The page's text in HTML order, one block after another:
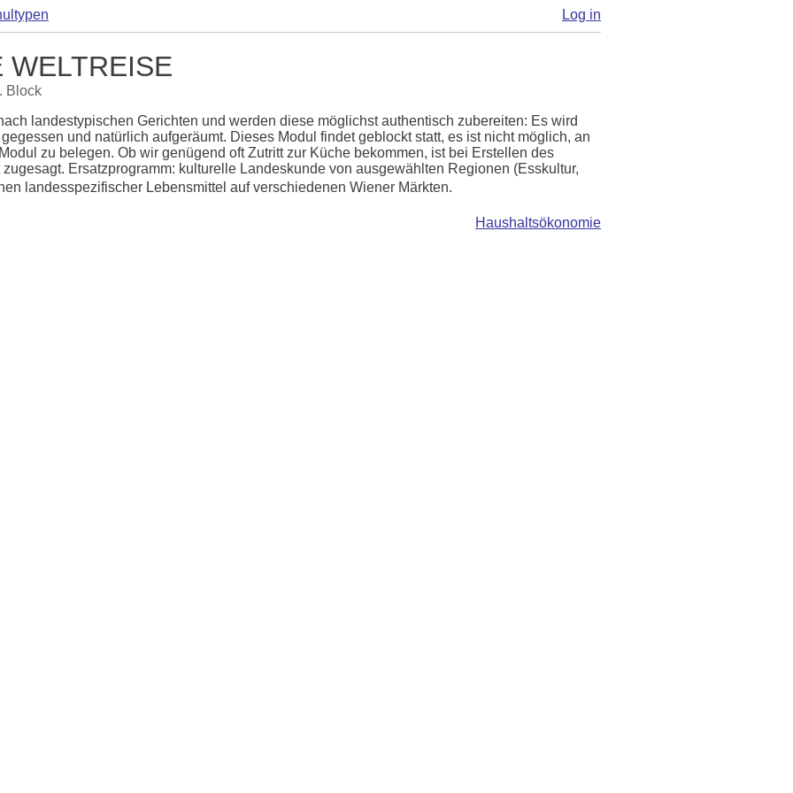
Log in
WELTREISE
Block
landestypischen Gerichten und werden diese möglichst authentisch zubereiten: Es wird
und natürlich aufgeräumt. Dieses Modul findet geblockt statt, es ist nicht möglich, an
zu belegen. Ob wir genügend oft Zutritt zur Küche bekommen, ist bei Erstellen des
Ersatzprogramm: kulturelle Landeskunde von ausgewählten Regionen (Esskultur,
landesspezifischer Lebensmittel auf verschiedenen Wiener Märkten.
Haushaltsökonomie